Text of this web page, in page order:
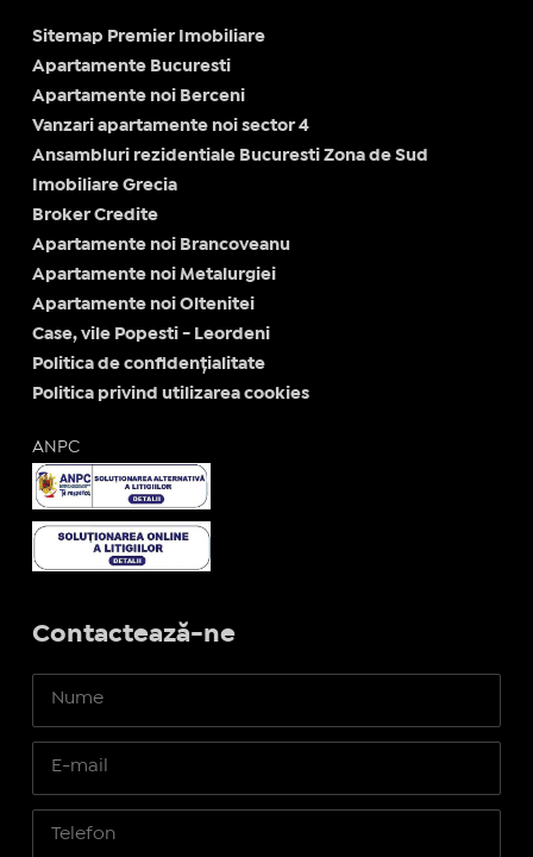
Sitemap Premier Imobiliare
Apartamente Bucuresti
Apartamente noi Berceni
Vanzari apartamente noi sector 4
Ansambluri rezidentiale Bucuresti Zona de Sud
Imobiliare Grecia
Broker Credite
Apartamente noi Brancoveanu
Apartamente noi Metalurgiei
Apartamente noi Oltenitei
Case, vile Popesti - Leordeni
Politica de confidențialitate
Politica privind utilizarea cookies
ANPC
Contactează-ne